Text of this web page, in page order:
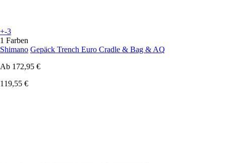
+-3
1 Farben
Shimano Gepäck Trench Euro Cradle & Bag & AQ
Ab 172,95 €
119,55 €